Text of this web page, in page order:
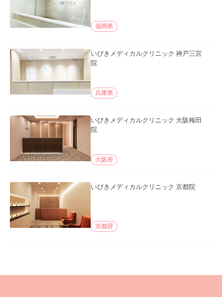
福岡県
いびきメディカルクリニック 神戸三宮
院
兵庫県
いびきメディカルクリニック 大阪梅田
院
大阪府
いびきメディカルクリニック 京都院
京都府